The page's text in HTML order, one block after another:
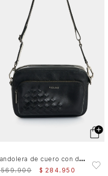
B
andolera de cuero con detalle tejido para hombre Kansas 2.0
569.900 $ 284. 950